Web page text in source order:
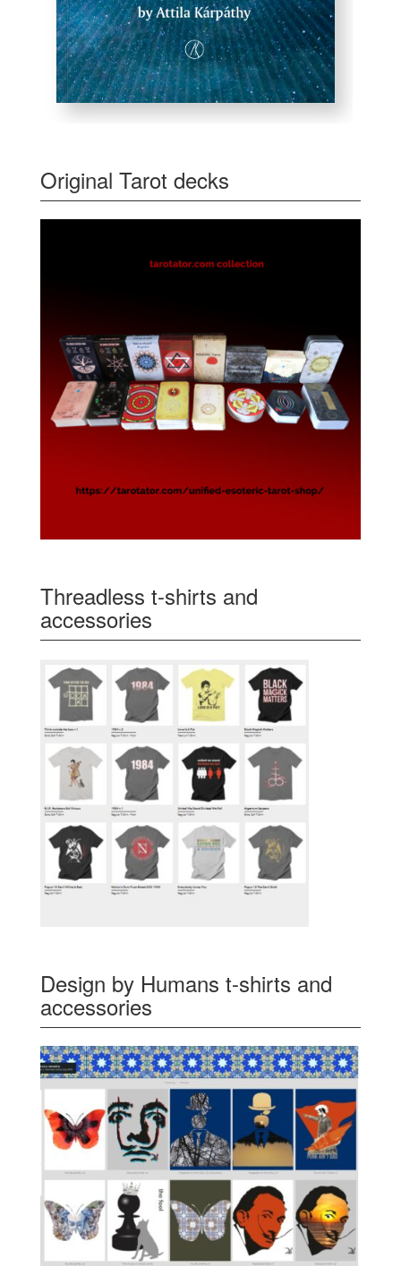
Original Tarot decks
Threadless t-shirts and
accessories
Design by Humans t-shirts and
accessories